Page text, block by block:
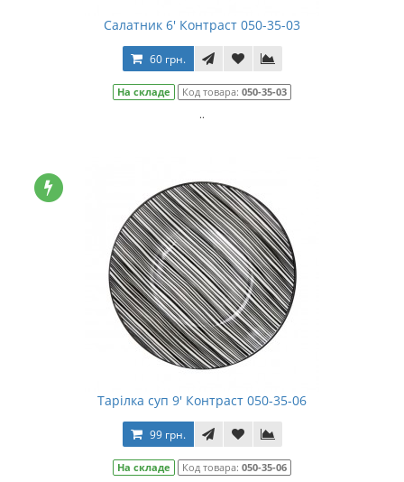
Салатник 6' Контраст 050-35-03
60 грн.
На складе Код товара: 050-35-03
..
Тарілка суп 9' Контраст 050-35-06
99 грн.
На складе Код товара: 050-35-06